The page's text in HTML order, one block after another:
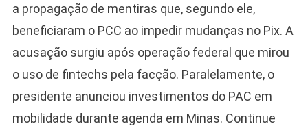
a propagação de mentiras que, segundo ele,
beneficiaram o PCC ao impedir mudanças no Pix. A
acusação surgiu após operação federal que mirou
o uso de fintechs pela facção. Paralelamente, o
presidente anunciou investimentos do PAC em
mobilidade durante agenda em Minas. Continue